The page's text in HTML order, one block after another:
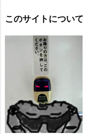
このサイトについて